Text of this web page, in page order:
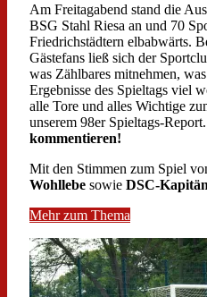
Am Freitagabend stand die
BSG Stahl Riesa an und 70
Friedrichstädtern elbabwärts.
Gästefans ließ sich der
was Zählbares mitnehmen,
Ergebnisse des Spieltags viel
alle Tore und alles Wichtige
unserem 98er Spieltags-Report.
kommentieren!
Mit den Stimmen zum Spiel
Wohllebe sowie DSC-
Mehr zum Thema